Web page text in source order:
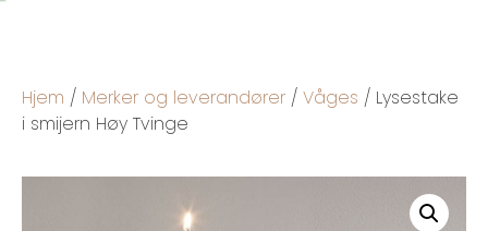
Hjem / Merker og leverandører / Våges / Lysestake
i smijern Høy Tvinge